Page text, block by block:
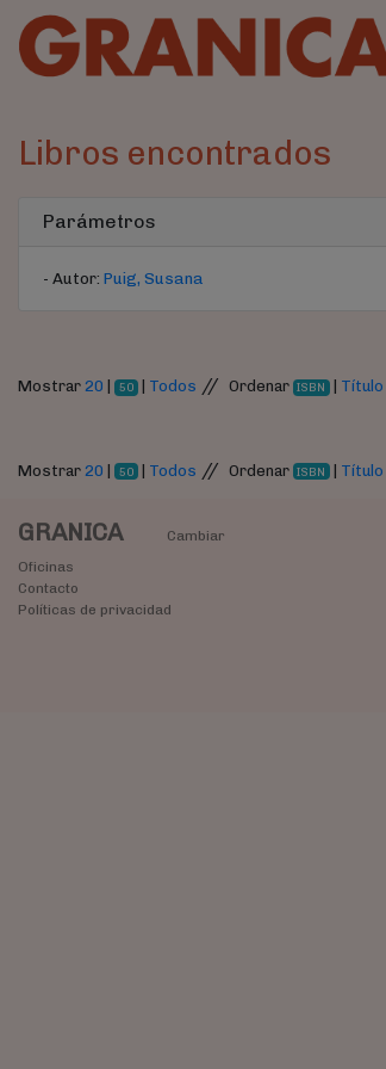
Libros encontrados
Parámetros
- Autor: Puig, Susana
Mostrar 20 50 | Todos // Ordenar ISBN Título
Mostrar 20 | 50 | Todos // Ordenar ISBN | Título
GRANICA
Cambiar
Oficinas
Contacto
Políticas de privacidad